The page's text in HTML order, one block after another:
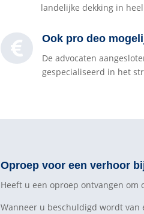
landelijke dekking in
 Ook pro deo
De advocaten
gespecialiseerd in het
Oproep voor een verhoor
Heeft u een oproep ontvangen om
Wanneer u beschuldigd wordt